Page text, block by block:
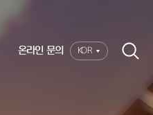
온라인 문의 KOR